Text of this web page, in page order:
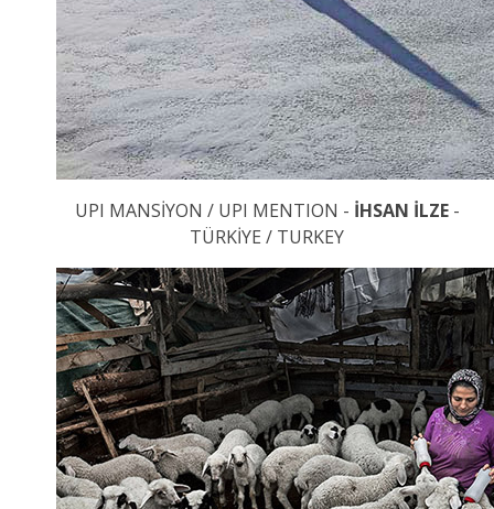
UPI MANSİYON / UPI MENTION - İHSAN İLZE-
TÜRKİYE / TURKEY